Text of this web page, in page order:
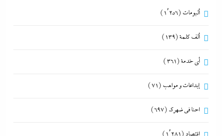
ألبومات (1٬256)
ألف كلمة(139)
أي خدمة(361)
إبداعات و مواهب (71)
احنا في ضهرك (697)
اقتصاد (1٬281)